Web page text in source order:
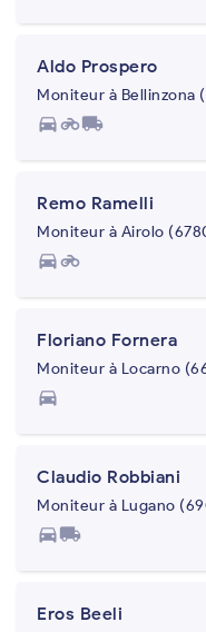
Aldo Prospero
Moniteur à Bellinzona
directions_carmotorcyclelocal_shipping
Remo Ramelli
Moniteur à Airolo
directions_carmotorcycle
Floriano Fornera
Moniteur à Locarno
directions_car
Claudio Robbiani
Moniteur à Lugano
directions_carlocal_shipping
Eros Beeli